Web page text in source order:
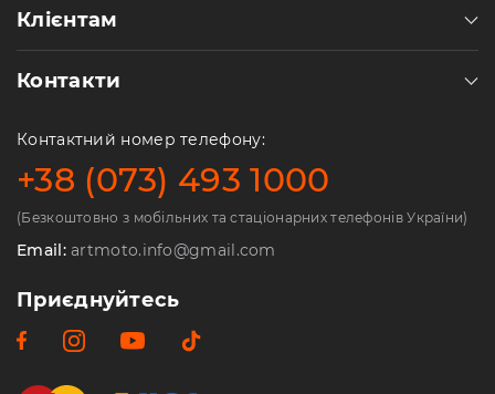
Клієнтам
Контакти
Контактний номер телефону:
+38 (073) 493 1000
(Безкоштовно з мобільних та стаціонарних телефонів України)
Email:artmoto.info@gmail.com
Приєднуйтесь